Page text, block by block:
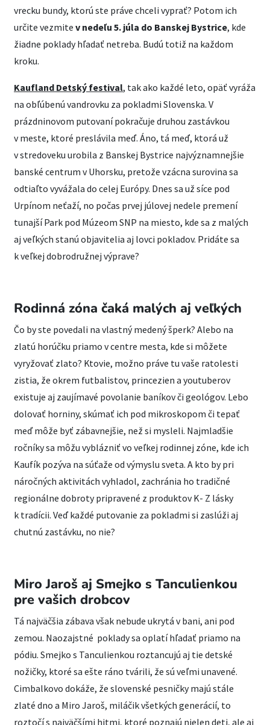
vrecku bundy, ktorú ste práve chceli vyprať? Potom ich
určite vezmite v nedeľu 5. júla do Banskej Bystrice, kde
žiadne poklady hľadať netreba. Budú totiž na každom
kroku.
Kaufland Detský festival, tak ako každé leto, opäť vyráža
na obľúbenú vandrovku za pokladmi Slovenska. V
prázdninovom putovaní pokračuje druhou zastávkou
v meste, ktoré preslávila meď. Áno, tá meď, ktorá už
v stredoveku urobila z Banskej Bystrice najvýznamnejšie
banské centrum v Uhorsku, pretože vzácna surovina sa
odtiaľto vyvážala do celej Európy. Dnes sa už síce pod
Urpínom neťaží, no počas prvej júlovej nedele premení
tunajší Park pod Múzeom SNP na miesto, kde sa z malých
aj veľkých stanú objavitelia aj lovci pokladov. Pridáte sa
k veľkej dobrodružnej výprave?
Rodinná zóna čaká malých aj veľkých
Čo by ste povedali na vlastný medený šperk? Alebo na
zlatú horúčku priamo v centre mesta, kde si môžete
vyryžovať zlato? Ktovie, možno práve tu vaše ratolesti
zistia, že okrem futbalistov, princezien a youtuberov
existuje aj zaujímavé povolanie baníkov či geológov. Lebo
dolovať horniny, skúmať ich pod mikroskopom či tepať
meď môže byť zábavnejšie, než si mysleli. Najmladšie
ročníky sa môžu vyblázniť vo veľkej rodinnej zóne, kde ich
Kaufík pozýva na súťaže od výmyslu sveta. A kto by pri
náročných aktivitách vyhladol, zachránia ho tradičné
regionálne dobroty pripravené z produktov K- Z lásky
k tradícii. Veď každé putovanie za pokladmi si zaslúži aj
chutnú zastávku, no nie?
Miro Jaroš aj Smejko s Tanculienkou
pre vašich drobcov
Tá najväčšia zábava však nebude ukrytá v bani, ani pod
zemou. Naozajstné poklady sa oplatí hľadať priamo na
pódiu. Smejko s Tanculienkou roztancujú aj tie detské
nožičky, ktoré sa ešte ráno tvárili, že sú veľmi unavené.
Cimbalkovo dokáže, že slovenské pesničky majú stále
zlaté dno a Miro Jaroš, miláčik všetkých generácií, to
roztočí s najväčšími hitmi, ktoré poznajú nielen deti, ale aj